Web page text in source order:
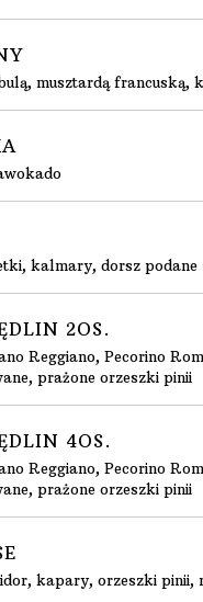
musztardą francuską,
kalmary, dorsz
2OS.
Reggiano, Pecorino
prażone orzeszki pinii
4OS.
Reggiano, Pecorino
prażone orzeszki pinii
kapary, orzeszki pinii,